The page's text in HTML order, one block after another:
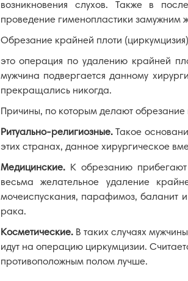
возникновения слухов. Также в
проведение гименопластики замужним
Обрезание крайней плоти (циркумцизия)
это операция по удалению крайней
мужчина подвергается данному
прекращались никогда.
Причины, по которым делают обрезание
Ритуально-религиозные.Такое
этих странах, данное хирургическое
Медицинские.К обрезанию прибегают
весьма желательное удаление
мочеиспускания, парафимоз, баланит
рака.
Косметические.В таких случаях
идут на операцию циркумцизии.
противоположным полом лучше.